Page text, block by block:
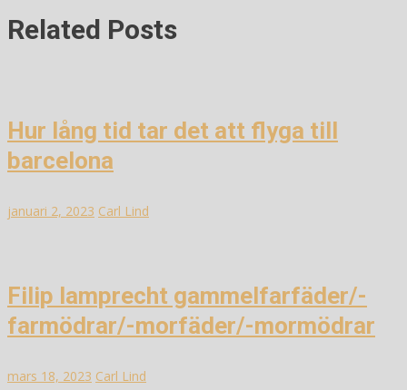
Related Posts
Hur lång tid tar det att flyga till
barcelona
januari 2, 2023 Carl Lind
Filip lamprecht gammelfarfäder/-
farmödrar/-morfäder/-mormödrar
mars 18, 2023 Carl Lind